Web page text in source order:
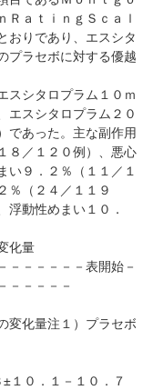
ＲａｔｉｎｇＳｃａｌ
おりであり、エスシタ
プラセボに対する優越
スシタロプラム１０ｍ
エスシタロプラム２０
であった。主な副作用
８／１２０例）、悪心
い９．２％（１１／１
％（２４／１１９
浮動性めまい１０．
化量
－－－－－－表開始－
－－－－－
変化量注１）プラセボ
１０．１－１０．７